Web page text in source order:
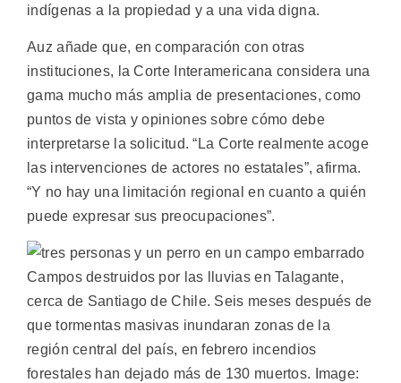
indígenas a la propiedad y a una vida digna.
Auz añade que, en comparación con otras
instituciones, la Corte Interamericana considera una
gama mucho más amplia de presentaciones, como
puntos de vista y opiniones sobre cómo debe
interpretarse la solicitud. “La Corte realmente acoge
las intervenciones de actores no estatales”, afirma.
“Y no hay una limitación regional en cuanto a quién
puede expresar sus preocupaciones”.
Campos destruidos por las lluvias en Talagante,
cerca de Santiago de Chile. Seis meses después de
que tormentas masivas inundaran zonas de la
región central del país, en febrero incendios
forestales han dejado más de 130 muertos. Image: